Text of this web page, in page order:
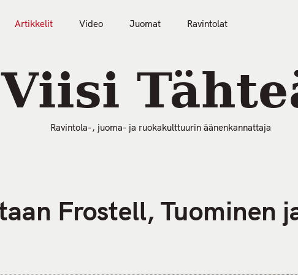
Artikkelit Video Juomat Ravintolat
Viisi
Ravintola-, juoma- ja ruokakulttuurin äänenkannattaja
Frostell, Tuominen